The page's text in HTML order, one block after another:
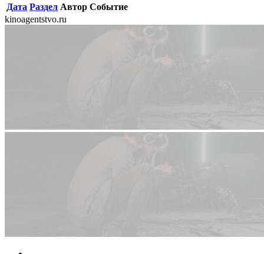
Дата Раздел Автор Событие
kinoagentstvo.ru